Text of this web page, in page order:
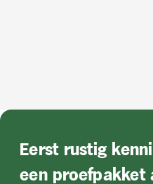
Eerst rustig
een proefpakket